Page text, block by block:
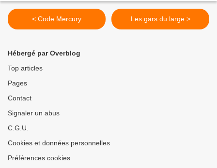
< Code Mercury Les gars du large >
Hébergé par Overblog
Top articles
Pages
Contact
Signaler un abus
C.G.U.
Cookies et données personnelles
Préférences cookies